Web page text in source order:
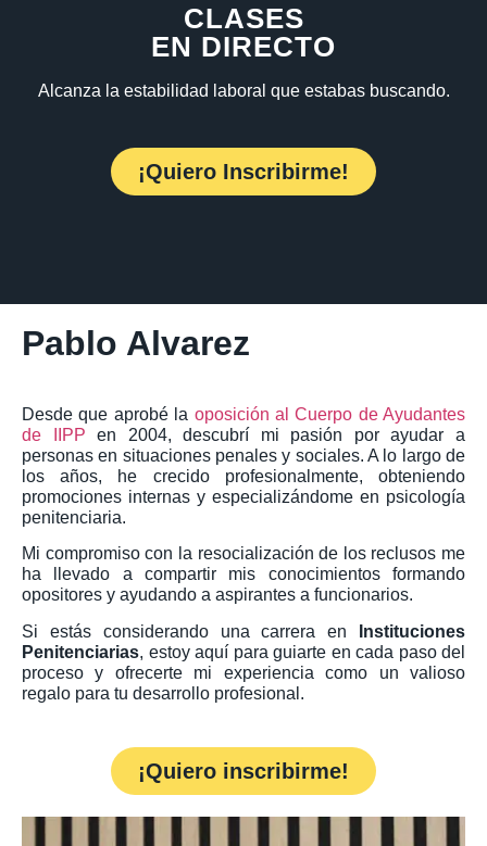
CLASES
EN DIRECTO
Alcanza la estabilidad laboral que estabas buscando.
¡Quiero Inscribirme!
Pablo Alvarez
Desde que aprobé la oposición al Cuerpo de Ayudantes
de IIPP en 2004, descubrí mi pasión por ayudar a
personas en situaciones penales y sociales. A lo largo de
los años, he crecido profesionalmente, obteniendo
promociones internas y especializándome en psicología
penitenciaria.
Mi compromiso con la resocialización de los reclusos me
ha llevado a compartir mis conocimientos formando
opositores y ayudando a aspirantes a funcionarios.
Si estás considerando una carrera en
Instituciones
Penitenciarias, estoy aquí para guiarte en cada paso del
proceso y ofrecerte mi experiencia como un valioso
regalo para tu desarrollo profesional.
¡Quiero inscribirme!